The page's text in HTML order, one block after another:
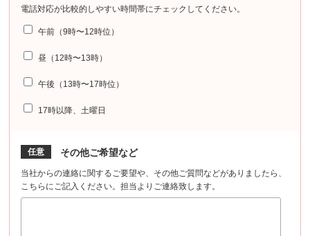
電話対応が比較的しやすい時間帯にチェックしてください。
午前（9時〜12時位）
昼（12時〜13時）
午後（13時〜17時位）
17時以降、土曜日
任意 その他ご希望など
当社からの連絡に関するご要望や、その他ご質問などがありましたら、
こちらにご記入ください。担当よりご連絡致します。